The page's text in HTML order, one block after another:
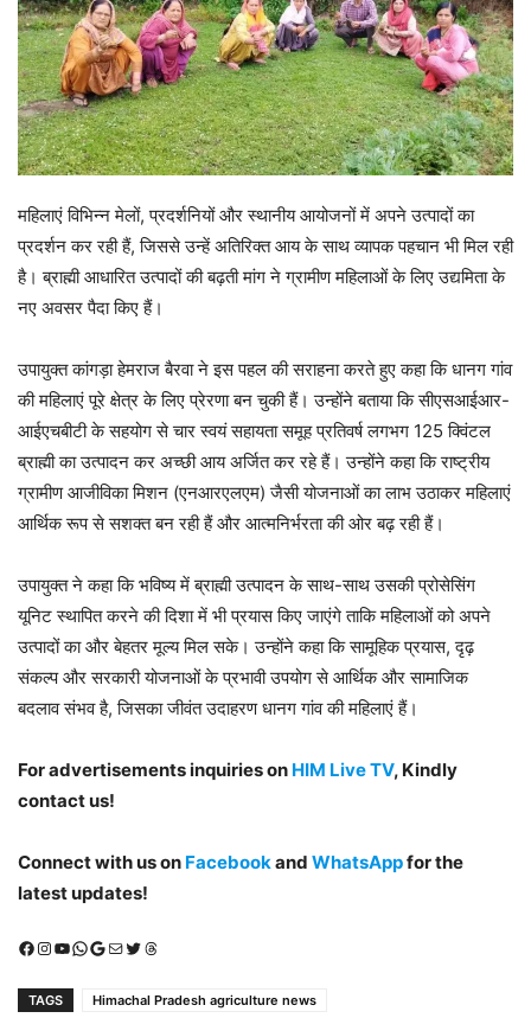
महिलाएं विभिन्न मेलों, प्रदर्शनियों और स्थानीय आयोजनों में अपने उत्पादों का
प्रदर्शन कर रही हैं, जिससे उन्हें अतिरिक्त आय के साथ व्यापक पहचान भी मिल रही
है। ब्राह्मी आधारित उत्पादों की बढ़ती मांग ने ग्रामीण महिलाओं के लिए उद्यमिता के
नए अवसर पैदा किए हैं।
उपायुक्त कांगड़ा हेमराज बैरवा ने इस पहल की सराहना करते हुए कहा कि धानग गांव
की महिलाएं पूरे क्षेत्र के लिए प्रेरणा बन चुकी हैं। उन्होंने बताया कि सीएसआईआर-
आईएचबीटी के सहयोग से चार स्वयं सहायता समूह प्रतिवर्ष लगभग 125 क्विंटल
ब्राह्मी का उत्पादन कर अच्छी आय अर्जित कर रहे हैं। उन्होंने कहा कि राष्ट्रीय
ग्रामीण आजीविका मिशन (एनआरएलएम) जैसी योजनाओं का लाभ उठाकर महिलाएं
आर्थिक रूप से सशक्त बन रही हैं और आत्मनिर्भरता की ओर बढ़ रही हैं।
उपायुक्त ने कहा कि भविष्य में ब्राह्मी उत्पादन के साथ-साथ उसकी प्रोसेसिंग
यूनिट स्थापित करने की दिशा में भी प्रयास किए जाएंगे ताकि महिलाओं को अपने
उत्पादों का और बेहतर मूल्य मिल सके। उन्होंने कहा कि सामूहिक प्रयास, दृढ़
संकल्प और सरकारी योजनाओं के प्रभावी उपयोग से आर्थिक और सामाजिक
बदलाव संभव है, जिसका जीवंत उदाहरण धानग गांव की महिलाएं हैं।
For advertisements inquiries on HIM Live TV, Kindly
contact us!
Connect with us on Facebook and WhatsAppfor the
latest updates!
Facebook
Instagram
YouTube
WhatsApp
Google
MailX (Twitter)
Threads
TAGS Himachal Pradesh agriculture news